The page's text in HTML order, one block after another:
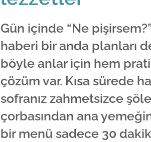
Gün içinde “Ne
haberi bir anda planları
böyle anlar için hem
çözüm var. Kısa sürede
sofranız zahmetsizce
çorbasından ana
bir menü sadece 30